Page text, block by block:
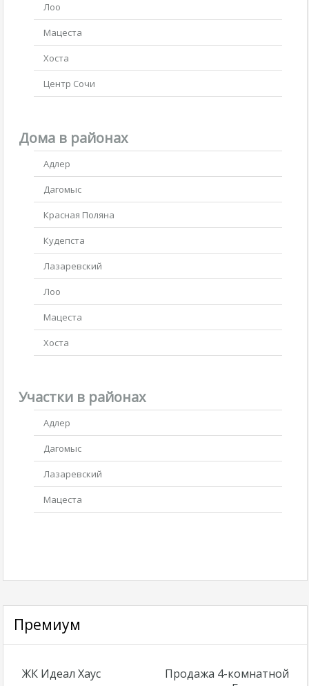
Лоо
Мацеста
Хоста
Центр Сочи
Дома в районах
Адлер
Дагомыс
Красная Поляна
Кудепста
Лазаревский
Лоо
Мацеста
Хоста
Участки в районах
Адлер
Дагомыс
Лазаревский
Мацеста
Премиум
ЖК Идеал Хаус
Продажа 4-комнатной